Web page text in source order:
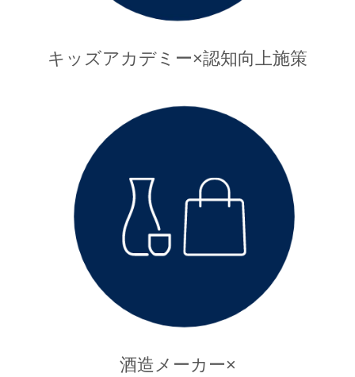
キッズアカデミー×認知向上施策
酒造メーカー×